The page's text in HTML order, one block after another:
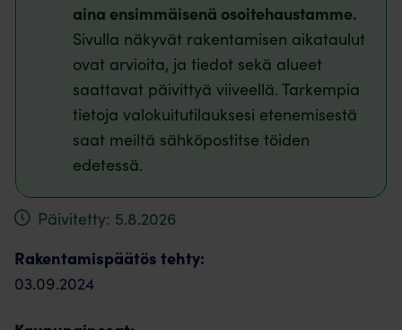
aina ensimmäisenä osoitehaustamme.
Sivulla näkyvät rakentamisen aikataulut
ovat arvioita, ja tiedot sekä alueet
saattavat päivittyä viiveellä. Tarkempia
tietoja valokuitutilauksesi etenemisestä
saat meiltä sähköpostitse töiden
edetessä.
Päivitetty: 5.8.2026
Rakentamispäätös tehty:
03.09.2024